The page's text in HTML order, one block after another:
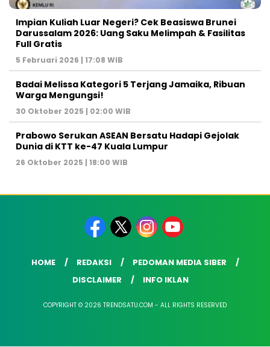
Impian Kuliah Luar Negeri? Cek Beasiswa Brunei
Darussalam 2026: Uang Saku Melimpah & Fasilitas
Full Gratis
5 Februari 2026 | 17:08 WIB
Badai Melissa Kategori 5 Terjang Jamaika, Ribuan
Warga Mengungsi!
30 Oktober 2025 | 02:00 WIB
Prabowo Serukan ASEAN Bersatu Hadapi Gejolak
Dunia di KTT ke-47 Kuala Lumpur
26 Oktober 2025 | 18:00 WIB
HOME REDAKSI
PEDOMAN MEDIA SIBER
DISCLAIMER
INFO IKLAN
COPYRIGHT © 2026 TRENDSATU.COM - ALL RIGHTS RESERVED